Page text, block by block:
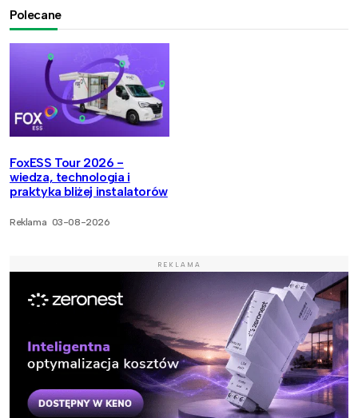
Polecane
FoxESS Tour 2026 -
wiedza, technologia i
praktyka bliżej instalatorów
Reklama 03-08-2026
REKLAMA